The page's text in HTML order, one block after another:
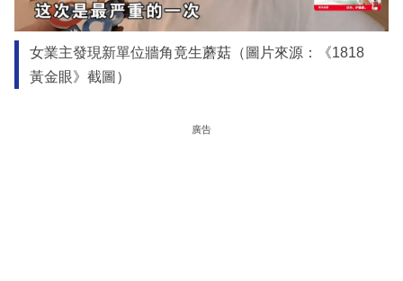
女業主發現新單位牆角竟生蘑菇（圖片來源：《1818
黃金眼》截圖）
廣告